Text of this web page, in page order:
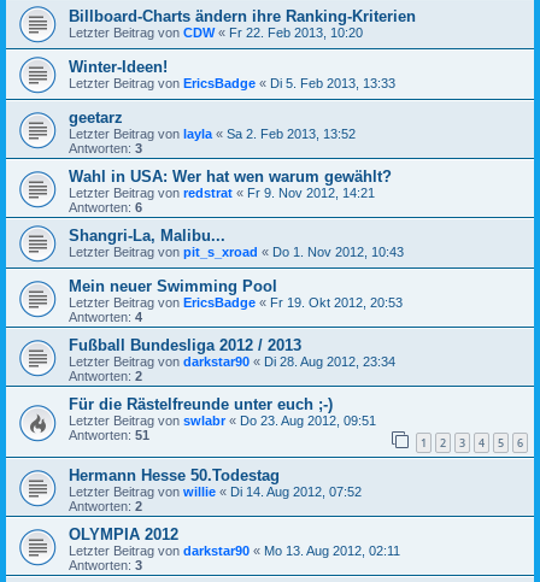
Billboard-Charts ändern ihre Ranking-Kriterien
Letzter Beitrag von CDW« Fr 22. Feb 2013, 10:20
Winter-Ideen!
Letzter Beitrag von EricsBadge « Di 5. Feb 2013, 13:33
geetarz
Letzter Beitrag von layla « Sa 2. Feb 2013, 13:52
Antworten: 3
Wahl in USA: Wer hat wen warum gewählt?
Letzter Beitrag von redstrat « Fr 9. Nov 2012, 14:21
Antworten: 6
Shangri-La, Malibu...
Letzter Beitrag von pit_s_xroad « Do 1. Nov 2012, 10:43
Mein neuer Swimming Pool
Letzter Beitrag von EricsBadge « Fr 19. Okt 2012, 20:53
Antworten: 4
Fußball Bundesliga 2012 / 2013
Letzter Beitrag von darkstar90 « Di 28. Aug 2012, 23:34
Antworten: 2
Für die Rästelfreunde unter euch ;-)
Letzter Beitrag von swlabr« Do 23. Aug 2012, 09:51
Antworten: 51 1 2 3 4 5 6
Hermann Hesse 50.Todestag
Letzter Beitrag von willie « Di 14. Aug 2012, 07:52
Antworten: 2
OLYMPIA 2012
Letzter Beitrag von darkstar90 « Mo 13. Aug 2012, 02:11
Antworten: 3